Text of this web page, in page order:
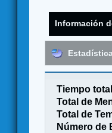
Información
Tiempo
Total de
Total de
Número de